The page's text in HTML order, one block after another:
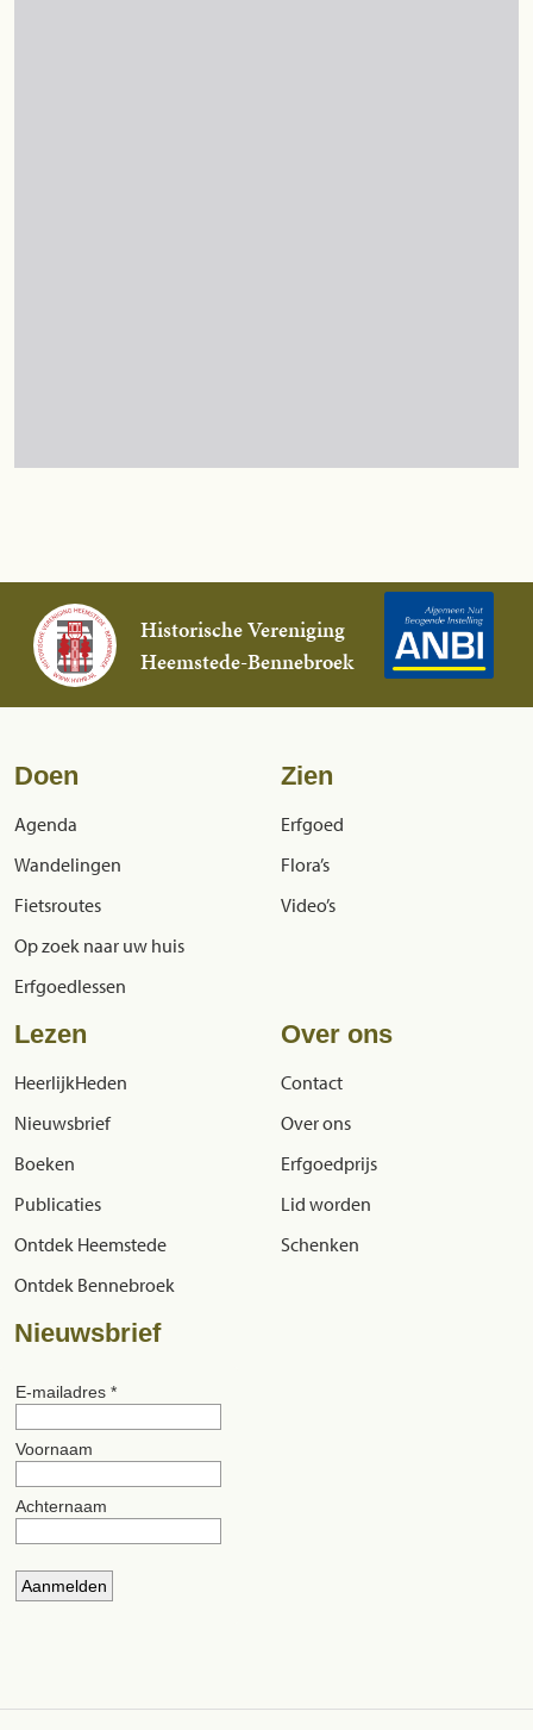
Historische Vereniging
Heemstede-Bennebroek
Doen
Agenda
Wandelingen
Fietsroutes
Op zoek naar uw huis
Erfgoedlessen
Zien
Erfgoed
Flora’s
Video’s
Lezen
HeerlijkHeden
Nieuwsbrief
Boeken
Publicaties
Ontdek Heemstede
Ontdek Bennebroek
Over ons
Contact
Over ons
Erfgoedprijs
Lid worden
Schenken
Nieuwsbrief